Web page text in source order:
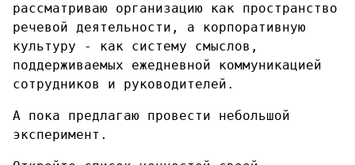
рассматриваю организацию как пространство
речевой деятельности, а корпоративную
культуру - как систему смыслов,
поддерживаемых ежедневной коммуникацией
сотрудников и руководителей.
А пока предлагаю провести небольшой
эксперимент.